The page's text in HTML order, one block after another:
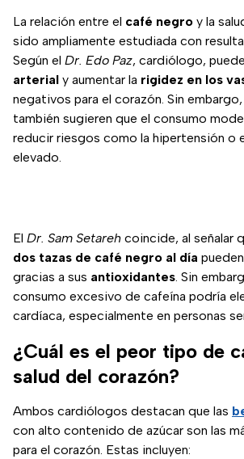
La relación entre el café negro y la
sido ampliamente estudiada con
Según el Dr. Edo Paz, cardiólogo,
arterial y aumentar la rigidez en los
negativos para el corazón. Sin
también sugieren que el consumo
reducir riesgos como la hipertensión o
elevado.
El Dr. Sam Setareh coincide, al señalar
dos tazas de café negro al día
gracias a sus antioxidantes. Sin
consumo excesivo de cafeína podría
cardíaca, especialmente en personas
¿Cuál es el peor tipo de
salud del corazón?
Ambos cardiólogos destacan que las
con alto contenido de azúcar son las
para el corazón. Estas incluyen: